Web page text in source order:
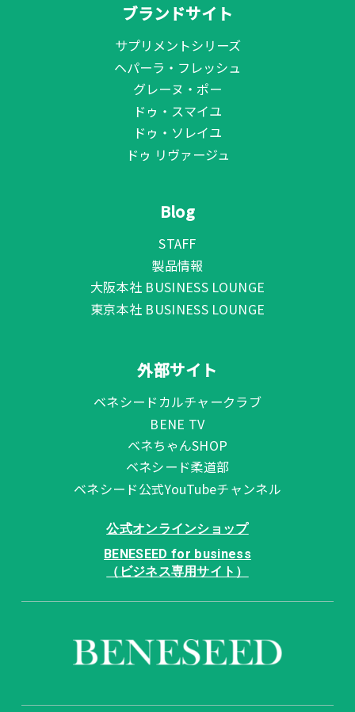
ブランドサイト
サプリメントシリーズ
ヘパーラ・フレッシュ
グレーヌ・ポー
ドゥ・スマイユ
ドゥ・ソレイユ
ドゥ リヴァージュ
Blog
STAFF
製品情報
大阪本社 BUSINESS LOUNGE
東京本社 BUSINESS LOUNGE
外部サイト
ベネシードカルチャークラブ
BENE TV
ベネちゃんSHOP
ベネシード柔道部
ベネシード公式YouTubeチャンネル
公式オンラインショップ
BENESEED for business
（ビジネス専用サイト）